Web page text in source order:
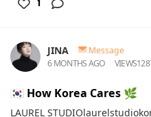
1
JINA
Message
6 MONTHS AGO
VIEWS
🇰🇷 How Korea Cares 🌿
LAUREL